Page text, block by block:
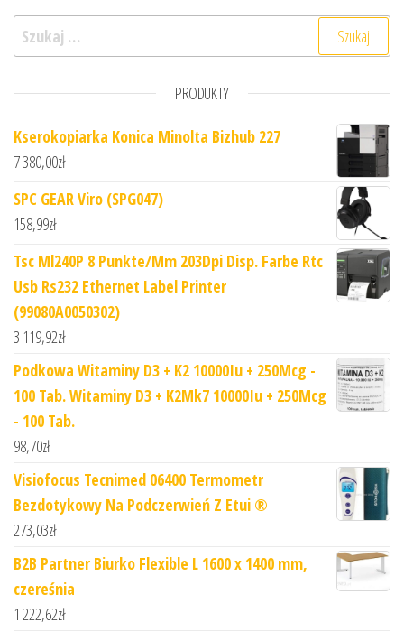
Szukaj:
PRODUKTY
Kserokopiarka Konica Minolta Bizhub 227
7 380,00zł
SPC GEAR Viro (SPG047)
158,99zł
Tsc Ml240P 8 Punkte/Mm 203Dpi Disp. Farbe Rtc
Usb Rs232 Ethernet Label Printer
(99080A0050302)
3 119,92zł
Podkowa Witaminy D3 + K2 10000Iu + 250Mcg -
100 Tab. Witaminy D3 + K2Mk7 10000Iu + 250Mcg
- 100 Tab.
98,70zł
Visiofocus Tecnimed 06400 Termometr
Bezdotykowy Na Podczerwień Z Etui ®
273,03zł
B2B Partner Biurko Flexible L 1600 x 1400 mm,
czereśnia
1 222,62zł